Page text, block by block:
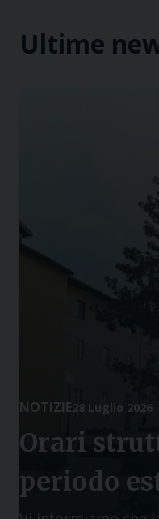
Ultime
NOTIZIE28 Luglio 2026
Orari
periodo